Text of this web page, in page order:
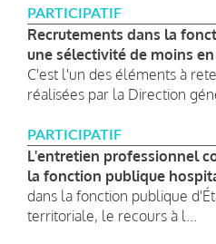
PARTICIPATIF
Recrutements dans la
une sélectivité de moins
C'est l'un des éléments à
réalisées par la Direction
PARTICIPATIF
L'entretien professionnel
la fonction publique
dans la fonction publique
territoriale, le recours à l...